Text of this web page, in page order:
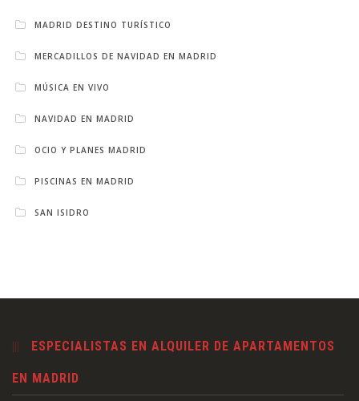
MADRID DESTINO TURÍSTICO
MERCADILLOS DE NAVIDAD EN MADRID
MÚSICA EN VIVO
NAVIDAD EN MADRID
OCIO Y PLANES MADRID
PISCINAS EN MADRID
SAN ISIDRO
ESPECIALISTAS EN ALQUILER DE APARTAMENTOS
EN MADRID